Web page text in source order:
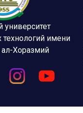
университет
имени
Хоразмий